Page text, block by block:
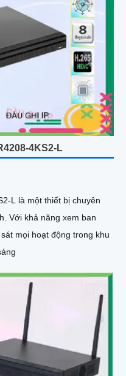
4KS2-L
L là một thiết bị chuyên
mọi hoạt động trong khu